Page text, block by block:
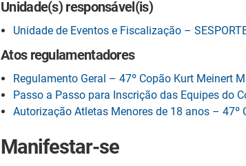
Unidade(s) responsável(is)
Unidade de Eventos e Fiscalização –
Atos regulamentadores
Regulamento Geral – 47º Copão Kurt Meinert
Passo a Passo para Inscrição das Equipes do
Autorização Atletas Menores de 18 anos – 47º
Manifestar-se